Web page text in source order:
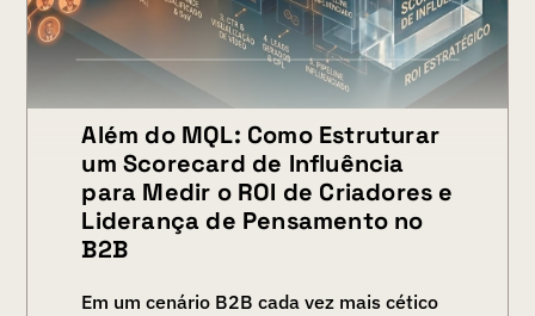
Além do MQL: Como Estruturar
um Scorecard de Influência
para Medir o ROI de Criadores e
Liderança de Pensamento no
B2B
Em um cenário B2B cada vez mais cético